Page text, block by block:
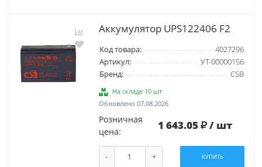
Аккумулятор UPS122406 F2
Код товара:
4027296
Артикул:
УТ-00000156
Бренд:
CSB
На складе 10 шт
Обновлено 07.08.2026
Розничная
цена:
1 643.05 / шт
- + КУПИТЬ